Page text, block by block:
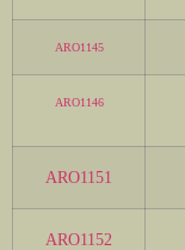
ARO1145
ARO1146
ARO1151
ARO1152